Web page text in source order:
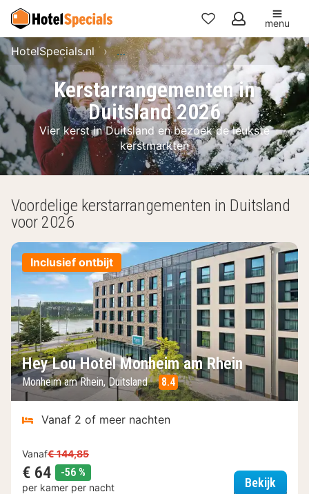
Mijn
favorieten
menu
Kerstarrangementen in
Duitsland 2026
Vier kerst in Duitsland en bezoek de leukste
kerstmarkten
HotelSpecials.nl Hotelarrangementen: de beste
Voordelige kerstarrangementen in Duitsland
voor 2026
Inclusief ontbijt
Hey Lou Hotel Monheim am Rhein
Monheim am Rhein, Duitsland 8.4
Vanaf 2 of meer nachten
Vanaf€ 144,85
€ 64 -56 %
per kamer per nacht Bekijk